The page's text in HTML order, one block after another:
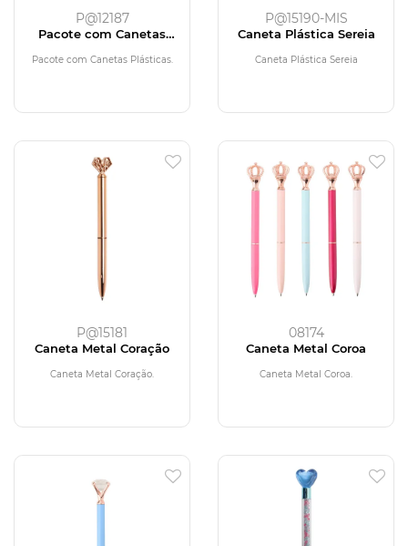
P@12187
Pacote com Canetas
Pacote com Canetas Plásticas.
P@15190-MIS
Caneta Plástica Sereia
Caneta Plástica Sereia
P@15181
Caneta Metal Coração
Caneta Metal Coração.
08174
Caneta Metal Coroa
Caneta Metal Coroa.